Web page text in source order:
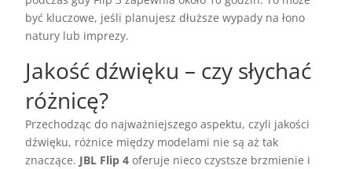
być kluczowe, jeśli planujesz dłuższe wypady na łono
natury lub imprezy.
Jakość dźwięku – czy słychać
różnicę?
Przechodząc do najważniejszego aspektu, czyli jakości
dźwięku, różnice między modelami nie są aż tak
znaczące. JBL Flip 4 oferuje nieco czystsze brzmienie i